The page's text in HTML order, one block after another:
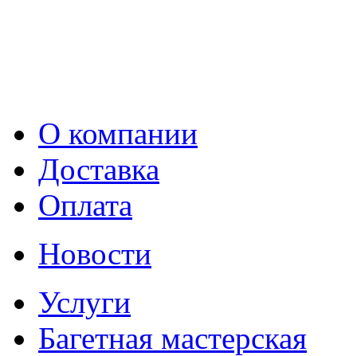
О компании
Доставка
Оплата
Новости
Услуги
Багетная мастерская